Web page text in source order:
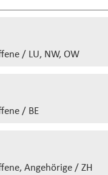
/ LU, NW, OW
/ BE
Angehörige / ZH